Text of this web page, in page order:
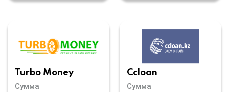
Turbo Money
Сумма
Ccloan
Сумма